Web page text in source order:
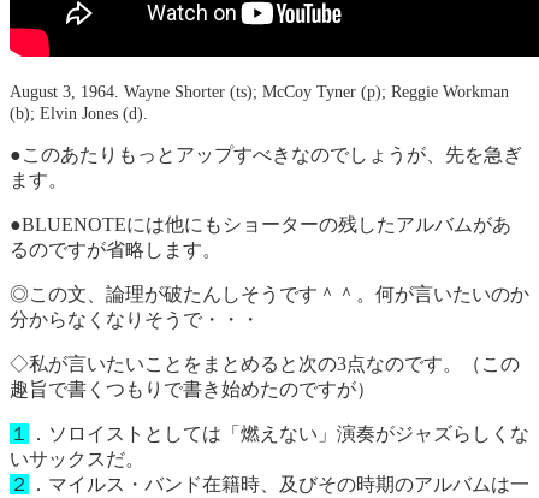
August 3, 1964. Wayne Shorter (ts); McCoy Tyner (p); Reggie Workman
(b); Elvin Jones (d).
●このあたりもっとアップすべきなのでしょうが、先を急ぎ
ます。
●BLUENOTEには他にもショーターの残したアルバムがあ
るのですが省略します。
◎この文、論理が破たんしそうです＾＾。何が言いたいのか
分からなくなりそうで・・・
◇私が言いたいことをまとめると次の3点なのです。（この
趣旨で書くつもりで書き始めたのですが）
１
．ソロイストとしては「燃えない」演奏がジャズらしくな
いサックスだ。
２
．マイルス・バンド在籍時、及びその時期のアルバムは一